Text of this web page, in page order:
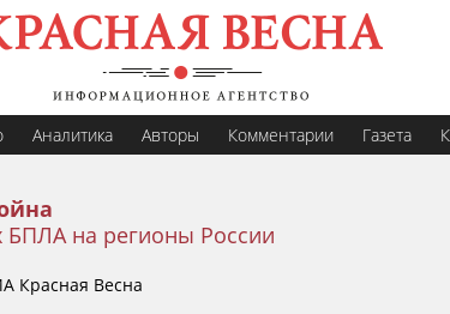
Аналитика Авторы Комментарии Газета
БПЛА на регионы России
Красная Весна